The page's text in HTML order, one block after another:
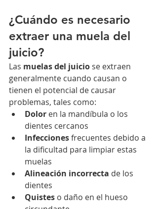
¿Cuándo es necesario
extraer una muela del
juicio?
Las muelas del juicio se extraen
generalmente cuando causan o
tienen el potencial de causar
problemas, tales como:
Dolor en la mandíbula o los
dientes cercanos
Infecciones frecuentes debido a
la dificultad para limpiar estas
muelas
Alineación incorrecta de los
dientes
Quistes o daño en el hueso